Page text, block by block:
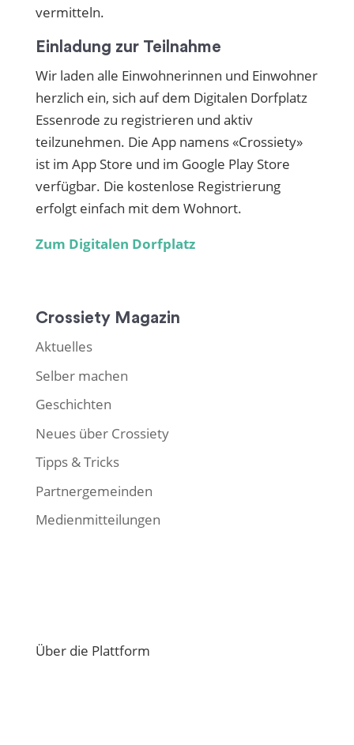
vermitteln.
Einladung zur Teilnahme
Wir laden alle Einwohnerinnen und Einwohner
herzlich ein, sich auf dem Digitalen Dorfplatz
Essenrode zu registrieren und aktiv
teilzunehmen. Die App namens «Crossiety»
ist im App Store und im Google Play Store
verfügbar. Die kostenlose Registrierung
erfolgt einfach mit dem Wohnort.
Zum Digitalen Dorfplatz
Crossiety Magazin
Aktuelles
Selber machen
Geschichten
Neues über Crossiety
Tipps & Tricks
Partnergemeinden
Medienmitteilungen
Über die Plattform